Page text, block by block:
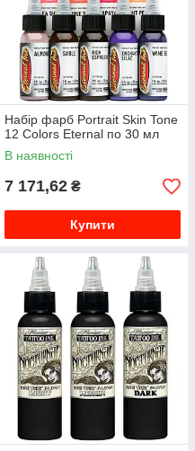
Набір фарб Portrait Skin Tone
12 Colors Eternal по 30 мл
В наявності
7 171,62 ₴
Купити